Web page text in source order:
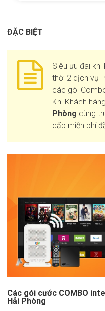
ĐẶC BIỆT
Siêu ưu đãi
thời 2 dịch vụ
các gói
Khi Khách hàng
Phòng cùng
cấp miễn phí
Các gói cước COMBO
Hải Phòng